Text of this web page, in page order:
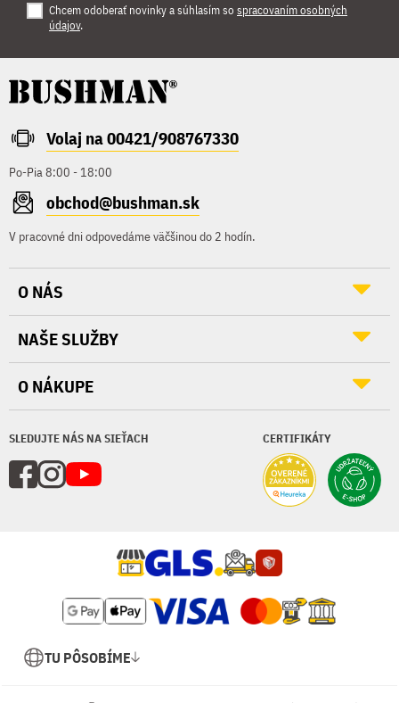
Chcem odoberať novinky a súhlasím so spracovaním osobných
údajov.
Volaj na 00421/908767330
Po-Pia 8:00 - 18:00
obchod@bushman.sk
V pracovné dni odpovedáme väčšinou do 2 hodín.
SLEDUJTE NÁS NA SIEŤACH CERTIFIKÁTY
O NÁS
NAŠE SLUŽBY
O NÁKUPE
TU PÔSOBÍME